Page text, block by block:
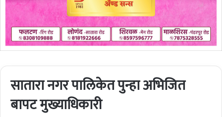
सातारा नगर पालिकेत पुन्हा अभिजित
बापट मुख्याधिकारी